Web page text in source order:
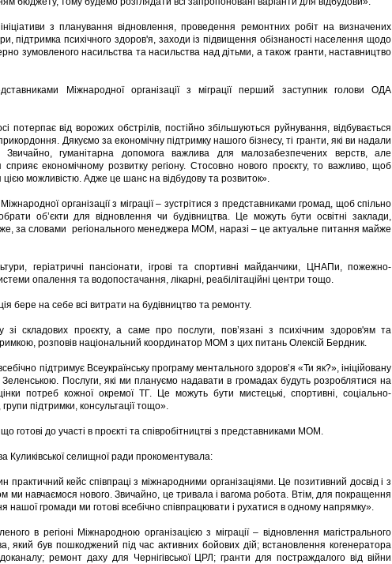
з планування відновлення, проведення ремонтних робіт на визначених
підтримка психічного здоров'я, заходи із підвищення обізнаності населення щодо
зумовленого насильства та насильства над дітьми, а також гранти, наставництво
Міжнародної організації з міграції перший заступник голови ОДА
потерпає від ворожих обстрілів, постійно збільшуються руйнування, відбувається
Дякуємо за економічну підтримку нашого бізнесу, ті гранти, які ви надали
гуманітарна допомога важлива для малозабезпечених верств, але
сприяє економічному розвитку регіону. Стосовно нового проєкту, то важливо, щоб
цією можливістю. Адже це шанс на відбудову та розвиток».
організації з міграції – зустрітися з представниками громад, щоб спільно
об’єкти для відновлення чи будівництва. Це можуть бути освітні заклади,
за словами регіонального менеджера МОМ, наразі – це актуальне питання майже
геріатричні пансіонати, ігрові та спортивні майданчики, ЦНАПи, пожежно-
опалення та водопостачання, лікарні, реабілітаційні центри тощо.
бере на себе всі витрати на будівництво та ремонту.
зі складових проєкту, а саме про послуги, пов’язані з психічним здоров'ям та
розповів національний координатор МОМ з цих питань Олексій Бердник.
підтримує Всеукраїнську програму ментального здоров’я «Ти як?», ініційовану
Послуги, які ми плануємо надавати в громадах будуть розроблятися на
потреб кожної окремої ТГ. Це можуть бути мистецькі, спортивні, соціально-
групи підтримки, консультації тощо».
готові до участі в проєкті та співробітництві з представниками МОМ.
Куликівської селищної ради прокоментувала:
кейс співпраці з міжнародними організаціями. Це позитивний досвід і з
ми навчаємося нового. Звичайно, це тривала і вагома робота. Втім, для покращення
нашої громади ми готові всебічно співпрацювати і рухатися в одному напрямку».
в регіоні Міжнародною організацією з міграції – відновлення магістрального
який був пошкоджений під час активних бойових дій; встановлення когенератора
ремонт даху для Чернігівської ЦРЛ; гранти для постраждалого від війни